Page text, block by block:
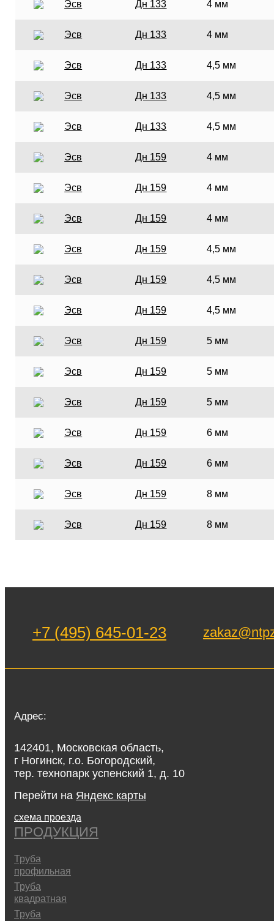
Эсв Дн 133 4 мм
Эсв Дн 133 4 мм
Эсв Дн 133 4,5 мм
Эсв Дн 133 4,5 мм
Эсв Дн 133 4,5 мм
Эсв Дн 159 4 мм
Эсв Дн 159 4 мм
Эсв Дн 159 4 мм
Эсв Дн 159 4,5 мм
Эсв Дн 159 4,5 мм
Эсв Дн 159 4,5 мм
Эсв Дн 159 5 мм
Эсв Дн 159 5 мм
Эсв Дн 159 5 мм
Эсв Дн 159 6 мм
Эсв Дн 159 6 мм
Эсв Дн 159 8 мм
Эсв Дн 159 8 мм
+7 (495) 645-01-23
Адрес:
142401, Московская область,
г Ногинск, г.о. Богородский,
тер. технопарк успенский 1, д. 10
Перейти на Яндекс карты
схема проезда
ПРОДУКЦИЯ
Труба
профильная
Труба
квадратная
Труба